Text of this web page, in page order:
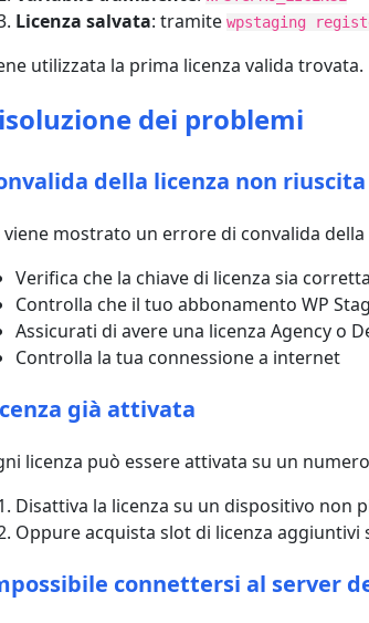
Licenza salvata: tramitewpstaging
utilizzata la prima licenza valida trovata.
dei problemi
della licenza non riuscita
viene mostrato un errore di convalida della
Verifica che la chiave di licenza sia corretta
Controlla che il tuo abbonamento WP
Assicurati di avere una licenza Agency o
Controlla la tua connessione a internet
già attivata
licenza può essere attivata su un
Disattiva la licenza su un dispositivo non
Oppure acquista slot di licenza aggiuntivi
connettersi al server